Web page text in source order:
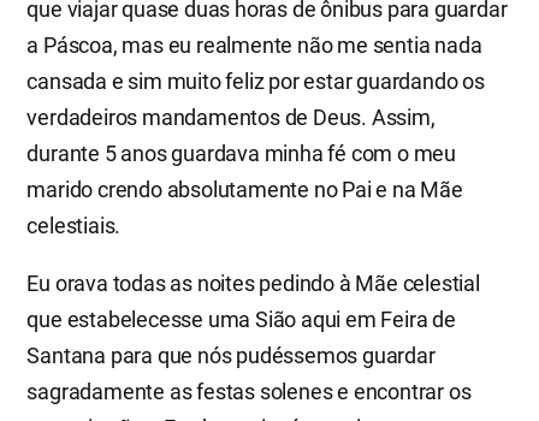
que viajar quase duas horas de ônibus para guardar
a Páscoa, mas eu realmente não me sentia nada
cansada e sim muito feliz por estar guardando os
verdadeiros mandamentos de Deus. Assim,
durante 5 anos guardava minha fé com o meu
marido crendo absolutamente no Pai e na Mãe
celestiais.
Eu orava todas as noites pedindo à Mãe celestial
que estabelecesse uma Sião aqui em Feira de
Santana para que nós pudéssemos guardar
sagradamente as festas solenes e encontrar os